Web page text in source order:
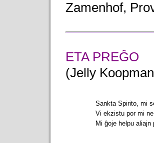
Zamenhof,
ETA PREĜO
(Jelly
Sankta Spirito, mi
Vi ekzistu por mi
Mi ĝoje helpu aliajn